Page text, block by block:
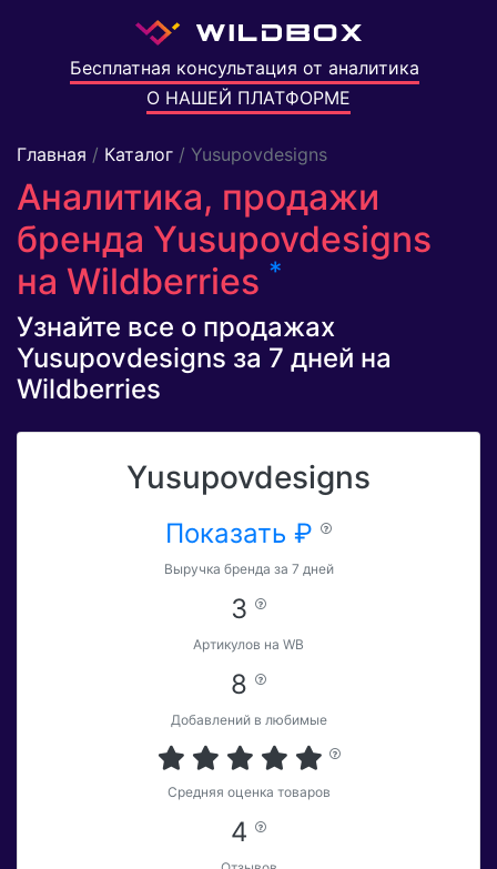
Бесплатная консультация от аналитика
О НАШЕЙ ПЛАТФОРМЕ
Главная / Каталог / Yusupovdesigns
Аналитика, продажи
бренда Yusupovdesigns
на Wildberries *
Узнайте все о продажах
Yusupovdesigns за 7 дней на
Wildberries
Yusupovdesigns
Показать ₽
Выручка бренда за 7 дней
3
Артикулов на WB
8
Добавлений в любимые
Средняя оценка товаров
4